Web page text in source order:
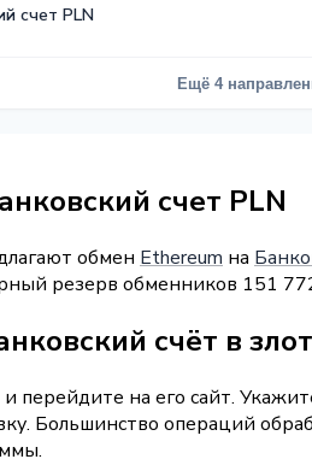
счет PLN
Ещё 4
счет PLN
обмен Ethereum на
резерв обменников 151
счёт в
перейдите на его сайт.
Большинство операций